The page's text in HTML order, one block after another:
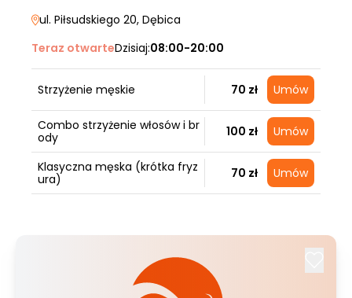
ul. Piłsudskiego 20, Dębica
Teraz otwarteDzisiaj:08:00-20:00
Strzyżenie męskie 70 zł Umów
Combo strzyżenie włosów i br
ody
100 zł Umów
Klasyczna męska (krótka fryz
ura)
70 zł Umów